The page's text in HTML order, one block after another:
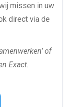
missen in uw
direct via de
of
Exact.